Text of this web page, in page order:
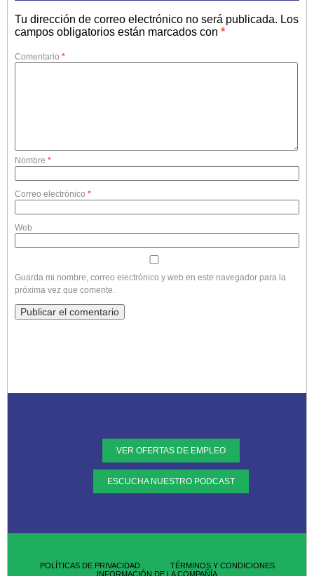
Tu dirección de correo electrónico no será publicada. Los
campos obligatorios están marcados con *
Comentario *
Nombre *
Correo electrónico *
Web
Guarda mi nombre, correo electrónico y web en este navegador para la
próxima vez que comente.
VER OFERTAS DE EMPLEO
ESCUCHA NUESTRO PODCAST
POLÍTICAS DE PRIVACIDAD
TÉRMINOS Y CONDICIONES
INFORMACIÓN DE LA COMPAÑÍA